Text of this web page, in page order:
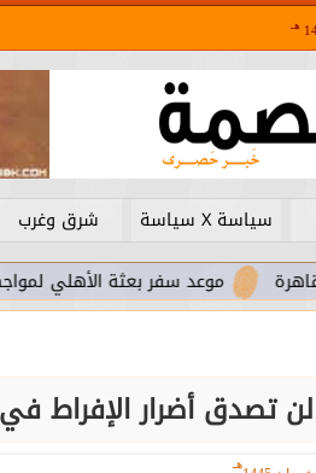
هـ
سياسة X سياسة شرق وغرب
موعد سفر بعثة الأهلي لمواجهة
لن تصدق أضرار الإفراط
هـ